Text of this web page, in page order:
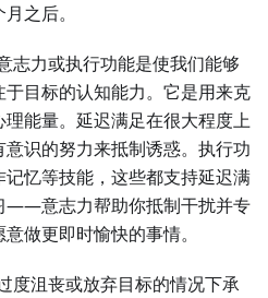
之后。
志力或执行功能是使我们能够
目标的认知能力。它是用来克
能量。延迟满足在很大程度上
识的努力来抵制诱惑。执行功
忆等技能，这些都支持延迟满
——意志力帮助你抵制干扰并专
做更即时愉快的事情。
度沮丧或放弃目标的情况下承